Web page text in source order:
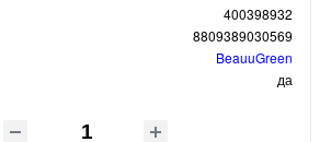
400398932
8809389030569
BeauuGreen
да